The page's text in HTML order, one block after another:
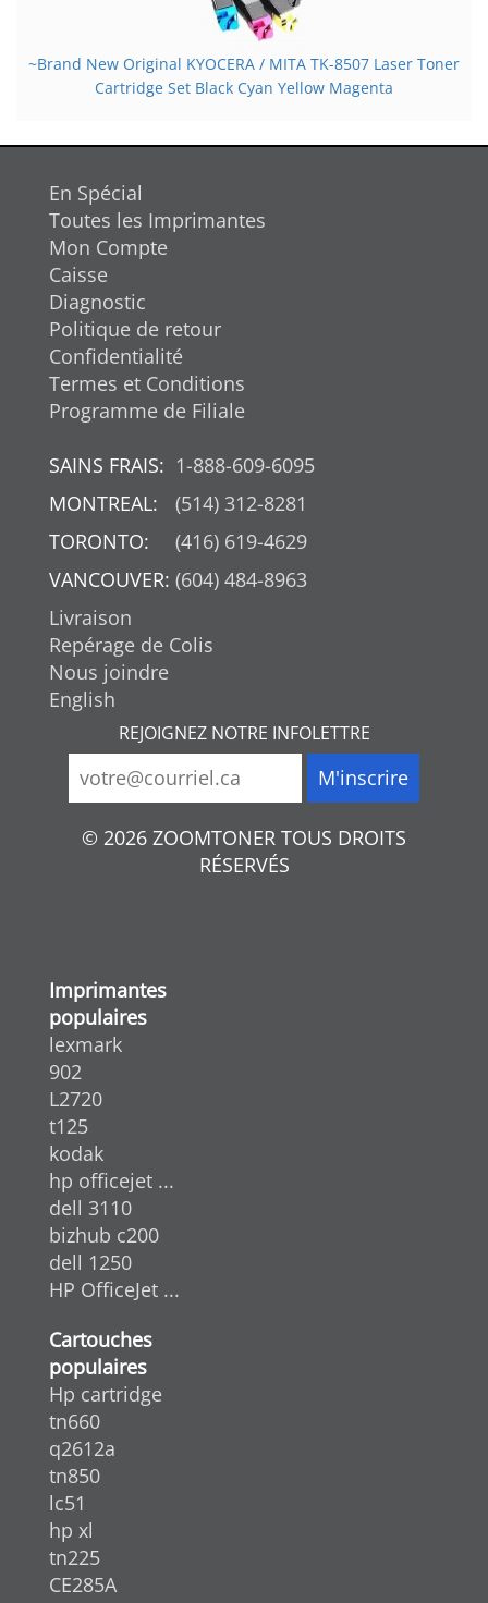
~Brand New Original KYOCERA / MITA TK-8507 Laser Toner
Cartridge Set Black Cyan Yellow Magenta
En Spécial
Toutes les Imprimantes
Mon Compte
Caisse
Diagnostic
Politique de retour
Confidentialité
Termes et Conditions
Programme de Filiale
SAINS FRAIS: 1-888-609-6095
MONTREAL:
(514) 312-8281
TORONTO:
(416) 619-4629
VANCOUVER: (604) 484-8963
Livraison
Repérage de Colis
Nous joindre
English
REJOIGNEZ NOTRE INFOLETTRE
© 2026 ZOOMTONER TOUS DROITS
RÉSERVÉS
Imprimantes
populaires
lexmark
902
L2720
t125
kodak
hp officejet ...
dell 3110
bizhub c200
dell 1250
HP OfficeJet ...
Cartouches
populaires
Hp cartridge
tn660
q2612a
tn850
lc51
hp xl
tn225
CE285A